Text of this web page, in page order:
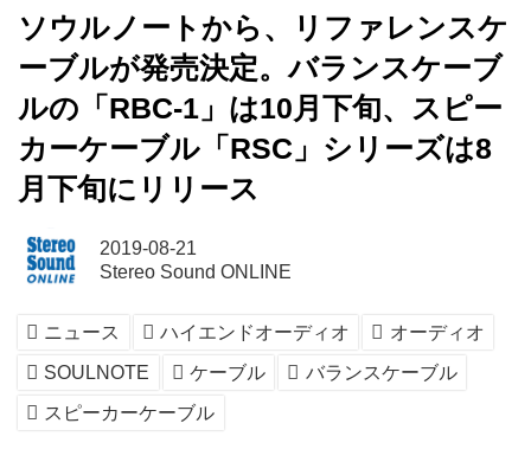
ソウルノートから、リファレンスケ
ーブルが発売決定。バランスケーブ
ルの「RBC-1」は10月下旬、スピー
カーケーブル「RSC」シリーズは8
月下旬にリリース
2019-08-21
Stereo Sound ONLINE
ニュース ハイエンドオーディオ
オーディオ
SOULNOTE
ケーブル
バランスケーブル
スピーカーケーブル